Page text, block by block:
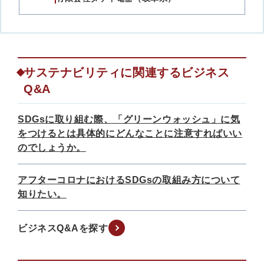
サステナビリティに関連するビジネス
Q&A
SDGsに取り組む際、「グリーンウォッシュ」に気
をつけるとは具体的にどんなことに注意すればいい
のでしょうか。
アフターコロナにおけるSDGsの取組み方について
知りたい。
ビジネスQ&Aを探す